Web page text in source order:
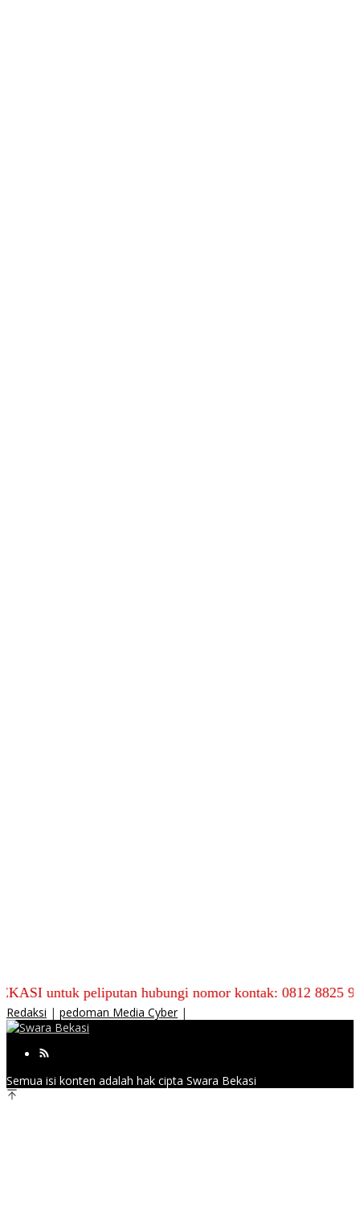
peliputan hubungi nomor kontak: 0812 8825 9590
Redaksi | pedoman Media Cyber|
Semua isi konten adalah hak cipta Swara Bekasi